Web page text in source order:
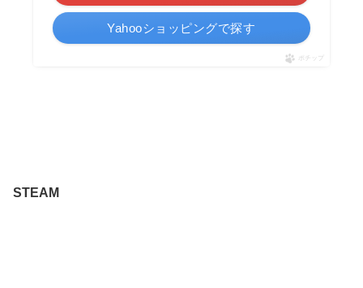
Yahooショッピングで探す
ポチップ
STEAM